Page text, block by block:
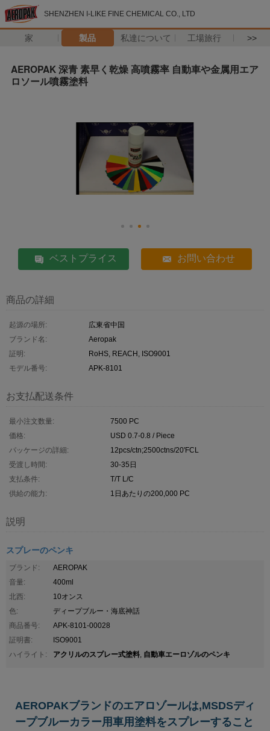
SHENZHEN I-LIKE FINE CHEMICAL CO., LTD
家 製品 私達について 工場旅行 >>
AEROPAK 深青 素早く乾燥 高噴霧率 自動車や金属用エア
ロソール噴霧塗料
ベストプライス お問い合わせ
商品の詳細
起源の場所:
広東省中国
ブランド名:
Aeropak
証明:
RoHS, REACH, ISO9001
モデル番号:
APK-8101
お支払配送条件
最小注文数量:
7500 PC
価格:
USD 0.7-0.8 / Piece
パッケージの詳細:
12pcs/ctn;2500ctns/20'FCL
受渡し時間:
30-35日
支払条件:
T/T L/C
供給の能力:
1日あたりの200,000 PC
説明
スプレーのペンキ
ブランド:
AEROPAK
音量:
400ml
北西:
10オンス
色:
ディープブルー・海底神話
商品番号:
APK-8101-00028
証明書:
ISO9001
ハイライト:
アクリルのスプレー式塗料, 自動車エーロゾルのペンキ
AEROPAKブランドのエアロゾールは,MSDSディ
ープブルーカラー用車用塗料をスプレーすること